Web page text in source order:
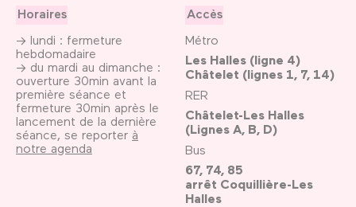
Horaires
→ lundi : fermeture
hebdomadaire
→ du mardi au dimanche :
ouverture 30min avant la
première séance et
fermeture 30min après le
lancement de la dernière
séance, se reporter à
notre agenda
Accès
Métro
Les Halles (ligne 4)
Châtelet (lignes 1, 7, 14)
RER
Châtelet-Les Halles
(Lignes A, B, D)
Bus
67, 74, 85
arrêt Coquillière-Les
Halles